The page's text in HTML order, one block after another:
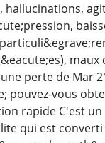
hallucinations,
maux
perte de Mar
pouvez-vous
rapide C'est un
qui est converti